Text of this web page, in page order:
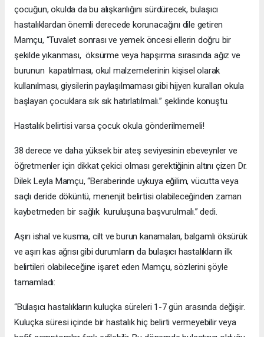
çocuğun, okulda da bu alışkanlığını sürdürecek, bulaşıcı
hastalıklardan önemli derecede korunacağını dile getiren
Mamçu, “Tuvalet sonrası ve yemek öncesi ellerin doğru bir
şekilde yıkanması, öksürme veya hapşırma sırasında ağız ve
burunun kapatılması, okul malzemelerinin kişisel olarak
kullanılması, giysilerin paylaşılmaması gibi hijyen kuralları okula
başlayan çocuklara sık sık hatırlatılmalı.” şeklinde konuştu.
Hastalık belirtisi varsa çocuk okula gönderilmemeli!
38 derece ve daha yüksek bir ateş seviyesinin ebeveynler ve
öğretmenler için dikkat çekici olması gerektiğinin altını çizen Dr.
Dilek Leyla Mamçu, “Beraberinde uykuya eğilim, vücutta veya
saçlı deride döküntü, menenjit belirtisi olabileceğinden zaman
kaybetmeden bir sağlık kuruluşuna başvurulmalı.” dedi.
Aşırı ishal ve kusma, cilt ve burun kanamaları, balgamlı öksürük
ve aşırı kas ağrısı gibi durumların da bulaşıcı hastalıkların ilk
belirtileri olabileceğine işaret eden Mamçu, sözlerini şöyle
tamamladı:
“Bulaşıcı hastalıkların kuluçka süreleri 1-7 gün arasında değişir.
Kuluçka süresi içinde bir hastalık hiç belirti vermeyebilir veya